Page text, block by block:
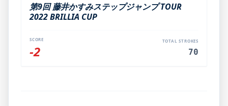
第9回 藤井かすみステップジャンプ TOUR
2022 BRILLIA CUP
SCORE
-2
TOTAL STROKES
70